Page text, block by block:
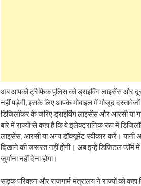
अब आपको ट्रैफिक पुलिस को ड्राइविंग लाइसेंस और
नहीं पड़ेगी, इसके लिए आपके मोबाइल में मौजूद
डिजिलॉकर के जरिए ड्राइविंग लाइसेंस और आरसी
बारे में राज्यों से कहा है कि वे इलेक्ट्रानिक रूप में
लाइसेंस, आरसी या अन्य डॉक्यूमेंट स्वीकार करें।
दिखाने की जरूरत नहीं होगी। अब इन्हें डिजिटल
जुर्माना नहीं देना होगा।
सड़क परिवहन और राजगार्म मंत्रालय ने राज्यों को